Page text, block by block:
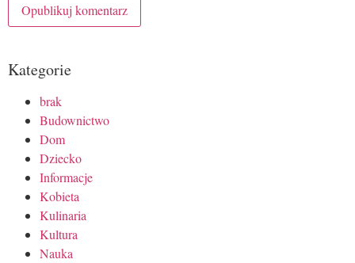
Kategorie
brak
Budownictwo
Dom
Dziecko
Informacje
Kobieta
Kulinaria
Kultura
Nauka